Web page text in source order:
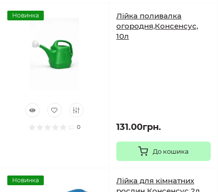
Новинка
0
Лійка поливалка
огородня,Консенсус,
10л
131.00грн.
До кошика
Новинка
Лійка для кімнатних